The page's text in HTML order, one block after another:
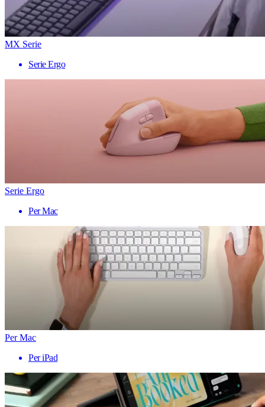
MX Serie
Serie Ergo
Serie Ergo
Per Mac
Per Mac
Per iPad